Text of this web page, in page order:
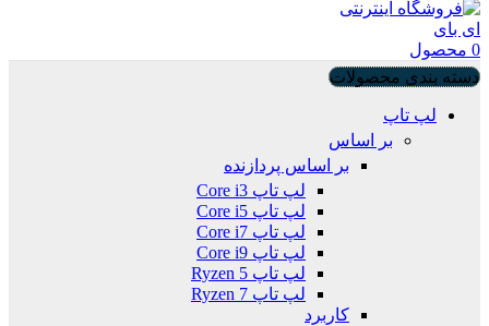
0 محصول
دسته بندی محصولات
لپ تاپ
بر اساس
بر اساس پردازنده
لپ تاپ Core i3
لپ تاپ Core i5
لپ تاپ Core i7
لپ تاپ Core i9
لپ تاپ Ryzen 5
لپ تاپ Ryzen 7
کاربرد